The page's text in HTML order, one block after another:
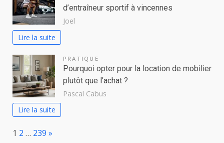
d’entraîneur sportif à vincennes
Joel
Lire la suite
PRATIQUE
Pourquoi opter pour la location de mobilier
plutôt que l’achat ?
Pascal Cabus
Lire la suite
Page:
1 2 … 239 Next
»